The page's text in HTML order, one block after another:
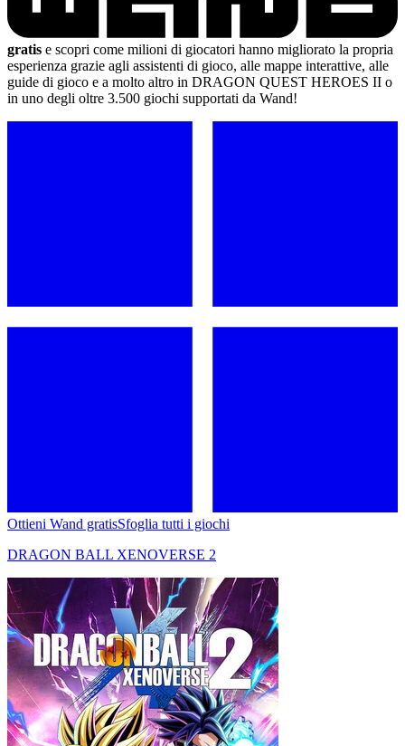
gratis e scopri come milioni di giocatori hanno migliorato la propria
esperienza grazie agli assistenti di gioco, alle mappe interattive, alle
guide di gioco e a molto altro in DRAGON QUEST HEROES II o
in uno degli oltre 3.500 giochi supportati da Wand!
Ottieni Wand gratisSfoglia tutti i giochi
DRAGON BALL XENOVERSE 2